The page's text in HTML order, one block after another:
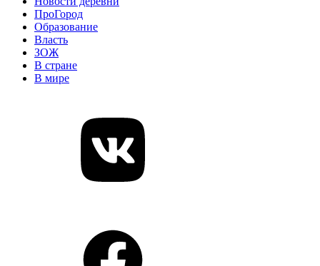
ПроГород
Образование
Власть
ЗОЖ
В стране
В мире